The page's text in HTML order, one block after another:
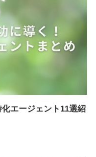
エージェント11選紹